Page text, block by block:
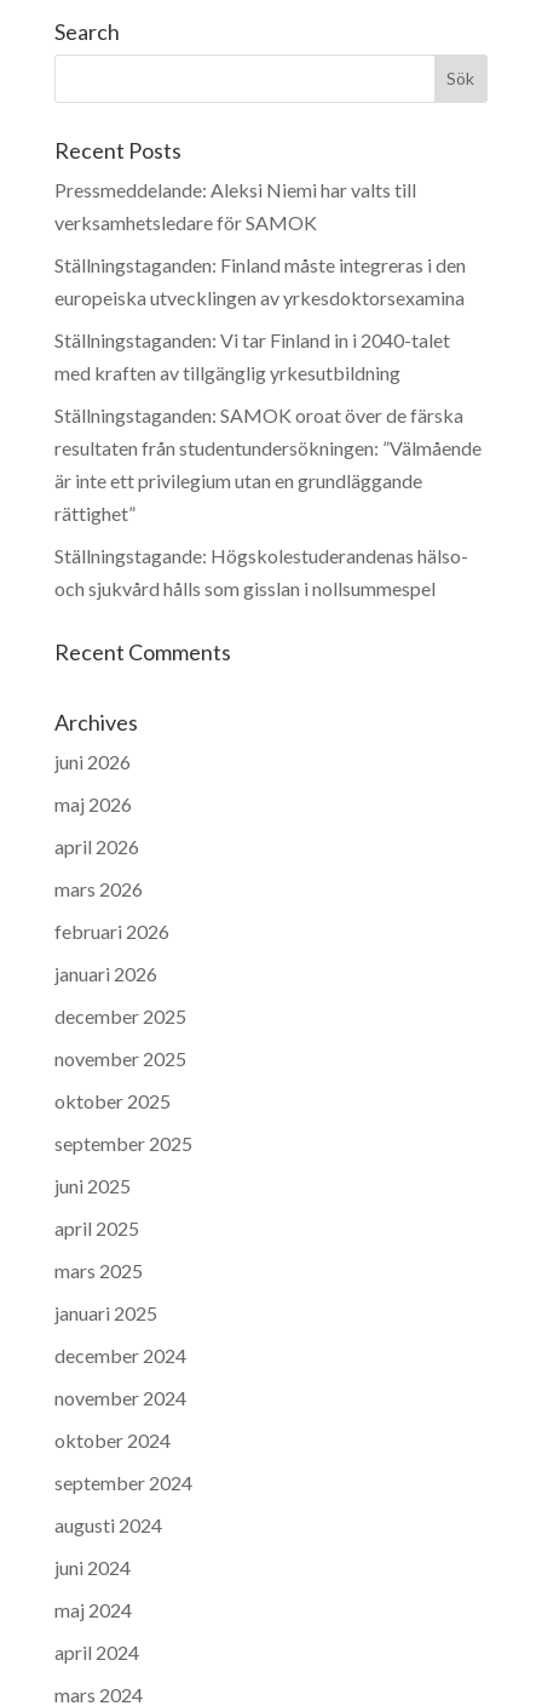
Search
Recent Posts
Pressmeddelande: Aleksi Niemi har valts till
verksamhetsledare för SAMOK
Ställningstaganden: Finland måste integreras i den
europeiska utvecklingen av yrkesdoktorsexamina
Ställningstaganden: Vi tar Finland in i 2040-talet
med kraften av tillgänglig yrkesutbildning
Ställningstaganden: SAMOK oroat över de färska
resultaten från studentundersökningen: ”Välmående
är inte ett privilegium utan en grundläggande
rättighet”
Ställningstagande: Högskolestuderandenas hälso-
och sjukvård hålls som gisslan i nollsummespel
Recent Comments
Archives
juni 2026
maj 2026
april 2026
mars 2026
februari 2026
januari 2026
december 2025
november 2025
oktober 2025
september 2025
juni 2025
april 2025
mars 2025
januari 2025
december 2024
november 2024
oktober 2024
september 2024
augusti 2024
juni 2024
maj 2024
april 2024
mars 2024